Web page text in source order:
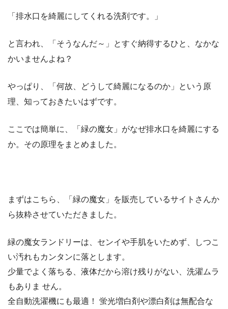
「排水口を綺麗にしてくれる洗剤です。」
と言われ、「そうなんだ～」とすぐ納得するひと、なかな
かいませんよね？
やっぱり、「何故、どうして綺麗になるのか」という原
理、知っておきたいはずです。
ここでは簡単に、
「緑の魔女」がなぜ排水口を綺麗にする
か。 その原理をまとめました。
まずはこちら、「緑の魔女」を販売しているサイトさんか
ら抜粋させていただきました。
緑の魔女ランドリーは、センイや手肌をいためず、しつこ
い汚れもカンタンに落とします。
少量でよく落ちる、液体だから溶け残りがない、洗濯ムラ
もありま せん。
全自動洗濯機にも最適！ 蛍光増白剤や漂白剤は無配合な